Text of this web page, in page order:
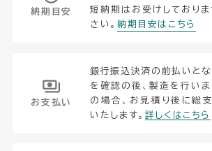
納期目安
短納期はお受けしておりま
さい。納期目安はこちら
お支払い
銀行振込決済の前払いとな
を確認の後、製造を行いま
の場合、お見積り後に総
いたします。 詳しくはこちら